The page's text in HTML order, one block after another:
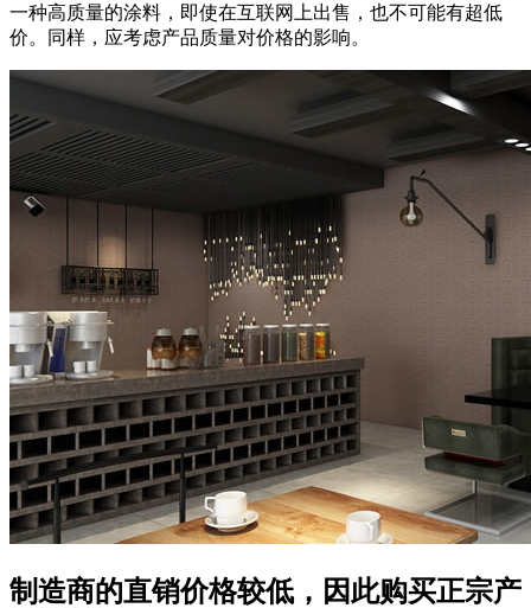
一种高质量的涂料，即使在互联网上出售，也不可能有超低
价。同样，应考虑产品质量对价格的影响。
制造商的直销价格较低，因此购买正宗产